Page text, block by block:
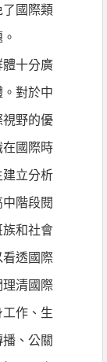
國際類
體十分廣
對於中
視野的優
在國際時
建立分析
階段閱
族和社會
看透國際
理清國際
作、生
、公關